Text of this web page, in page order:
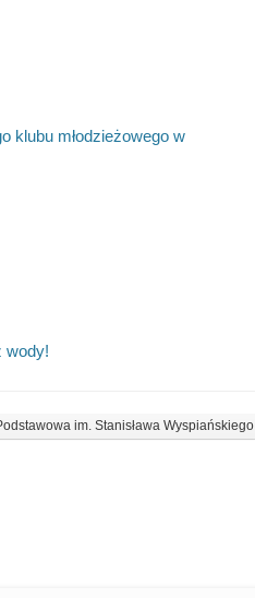
klubu młodzieżowego w
wody!
im. Stanisława Wyspiańskiego